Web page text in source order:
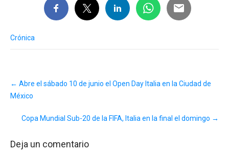
Crónica
navigation
← Abre el sábado 10 de junio el Open Day Italia en la Ciudad de
México
Copa Mundial Sub-20 de la FIFA, Italia en la final el domingo →
Deja un comentario